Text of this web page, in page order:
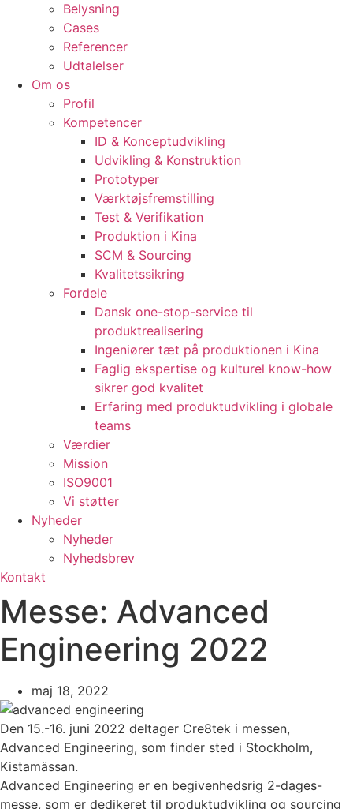
Belysning
Cases
Referencer
Udtalelser
Om os
Profil
Kompetencer
ID & Konceptudvikling
Udvikling & Konstruktion
Prototyper
Værktøjsfremstilling
Test & Verifikation
Produktion i Kina
SCM & Sourcing
Kvalitetssikring
Fordele
Dansk one-stop-service til
produktrealisering
Ingeniører tæt på produktionen i Kina
Faglig ekspertise og kulturel know-how
sikrer god kvalitet
Erfaring med produktudvikling i globale
teams
Værdier
Mission
ISO9001
Vi støtter
Nyheder
Nyheder
Nyhedsbrev
Kontakt
Messe: Advanced
Engineering 2022
maj 18, 2022
Den 15.-16. juni 2022 deltager Cre8tek i messen,
Advanced Engineering, som finder sted i Stockholm,
Kistamässan.
Advanced Engineering er en begivenhedsrig 2-dages-
messe, som er dedikeret til produktudvikling og sourcing